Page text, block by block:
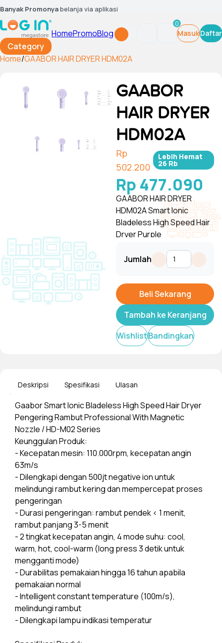
Banyak Promonyabelanja via aplikasi
Category
HomePromoBlog
0
MasukDaftar
Home/GAABOR HAIR DRYER HDM02A
GAABOR
HAIR DRYER
HDM02A
Rp
502.200
Lebih Hemat
26 Rb
Rp 477.090
GAABOR HAIR DRYER
HDM02A Smart Ionic
Bladeless High Speed Hair
Dryer Purple
Jumlah
Beli Sekarang
Tambah ke Keranjang
WishlistBandingkan
Deskripsi Spesifikasi Ulasan
Gaabor Smart Ionic Bladeless High Speed Hair Dryer
Pengering Rambut Professional With Magnetic
Nozzle / HD-M02 Series
Keunggulan Produk:
- Kecepatan mesin: 110.000rpm, kecepatan angin
63m/s
- Dilengkapi dengan 500jt negative ion untuk
melindungi rambut kering dan mempercepat proses
pengeringan
- Durasi pengeringan: rambut pendek < 1 menit,
rambut panjang 3-5 menit
- 2 tingkat kecepatan angin, 4 mode suhu: cool,
warm, hot, cool-warm (long press 3 detik untuk
mengganti mode)
- Durabilitas pemakaian hingga 16 tahun apabila
pemakaian normal
- Intelligent constant temperature (100m/s),
melindungi rambut
- Dilengkapi lampu indikasi temperatur